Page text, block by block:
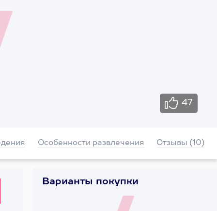
47
Особенности развлечения Отзывы (10)
Варианты покупки